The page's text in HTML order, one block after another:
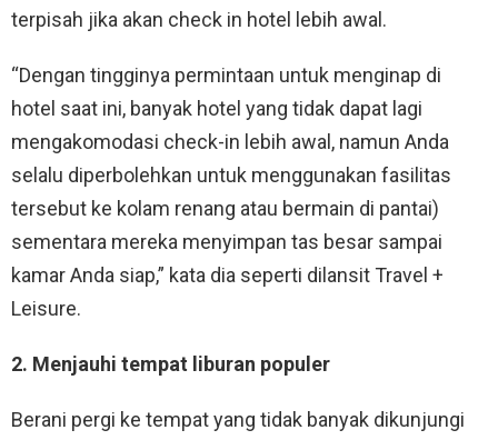
terpisah jika akan check in hotel lebih awal.
“Dengan tingginya permintaan untuk menginap di
hotel saat ini, banyak hotel yang tidak dapat lagi
mengakomodasi check-in lebih awal, namun Anda
selalu diperbolehkan untuk menggunakan fasilitas
tersebut ke kolam renang atau bermain di pantai)
sementara mereka menyimpan tas besar sampai
kamar Anda siap,” kata dia seperti dilansit Travel +
Leisure.
2. Menjauhi tempat liburan populer
Berani pergi ke tempat yang tidak banyak dikunjungi